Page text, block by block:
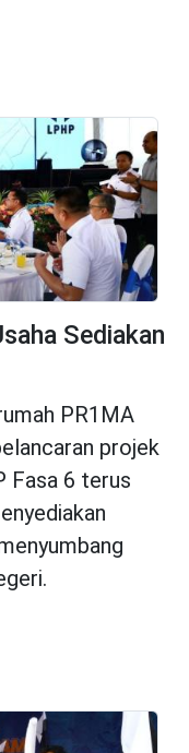
Sediakan
PR1MA
projek
Fasa 6 terus